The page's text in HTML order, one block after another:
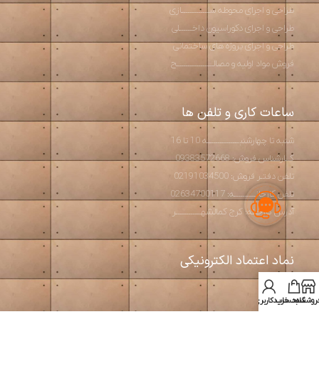
طراحی و اجرای محوطه ســـــــــــــازی
طراحی و اجرای دکوراسیون داخــــــلی
طراحی و اجرای پروژه های ساختمانی
فروش مواد اولیه و مصالـــــــــــــــــح
ساعات کاری و تلفن ها
شنبه تا چهارشنبـــــــــــــــه 10 تا 16
کــارشناس فروش: 09383572668
تلفن دفتـر فروش: 02191034500
تلفن کارخانــــــــــه: 02634700117
آدرس کارخانه: کرج کمالشهــــــــــــر
نماد اعتماد الکترونیکی
سبد خرید
حساب کاربری من